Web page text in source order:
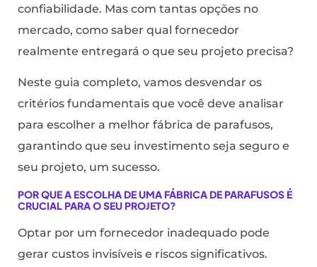
confiabilidade. Mas com tantas opções no
mercado, como saber qual fornecedor
realmente entregará o que seu projeto precisa?
Neste guia completo, vamos desvendar os
critérios fundamentais que você deve analisar
para escolher a melhor fábrica de parafusos,
garantindo que seu investimento seja seguro e
seu projeto, um sucesso.
POR QUE A ESCOLHA DE UMA FÁBRICA DE PARAFUSOS É
CRUCIAL PARA O SEU PROJETO?
Optar por um fornecedor inadequado pode
gerar custos invisíveis e riscos significativos.